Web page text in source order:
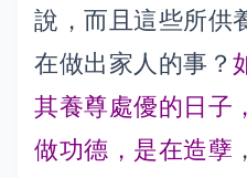
說，而且這些所供
在做出家人的事？
其養尊處優的日子
做功德，是在造孽